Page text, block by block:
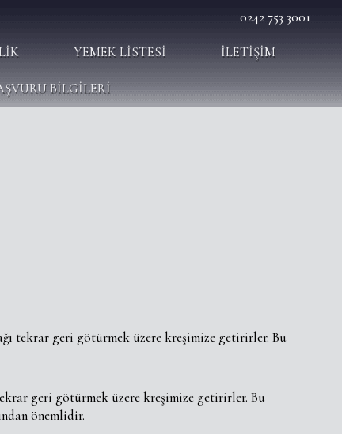
0242 753 3001
YEMEK LISTESI İLETIŞIM
BİLGİLERİ
tekrar geri götürmek üzere kreşimize getirirler. Bu
geri götürmek üzere kreşimize getirirler. Bu
önemlidir.